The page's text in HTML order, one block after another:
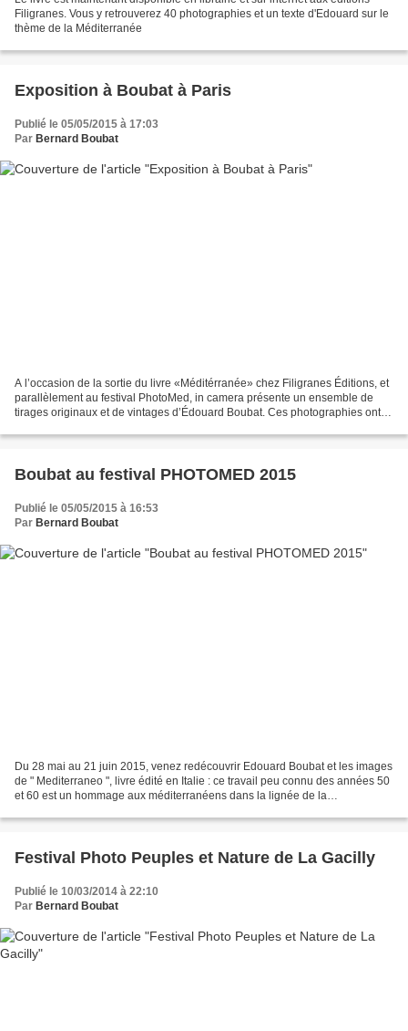
Filigranes. Vous y retrouverez 40 photographies et un texte d'Edouard sur le
thème de la Méditerranée
Exposition à Boubat à Paris
Publié le 05/05/2015 à 17:03
Par Bernard Boubat
A l’occasion de la sortie du livre «Méditérranée» chez Filigranes Éditions, et
parallèlement au festival PhotoMed, in camera présente un ensemble de
tirages originaux et de vintages d’Édouard Boubat. Ces photographies ont
Boubat au festival PHOTOMED 2015
Publié le 05/05/2015 à 16:53
Par Bernard Boubat
Du 28 mai au 21 juin 2015, venez redécouvrir Edouard Boubat et les images
de " Mediterraneo ", livre édité en Italie : ce travail peu connu des années 50
et 60 est un hommage aux méditerranéens dans la lignée de la
Festival Photo Peuples et Nature de La Gacilly
Publié le 10/03/2014 à 22:10
Par Bernard Boubat